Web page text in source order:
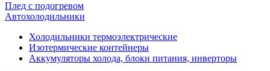
Плед с подогревом
Автохолодильники
Холодильники термоэлектрические
Изотермические контейнеры
Аккумуляторы холода, блоки питания, инверторы